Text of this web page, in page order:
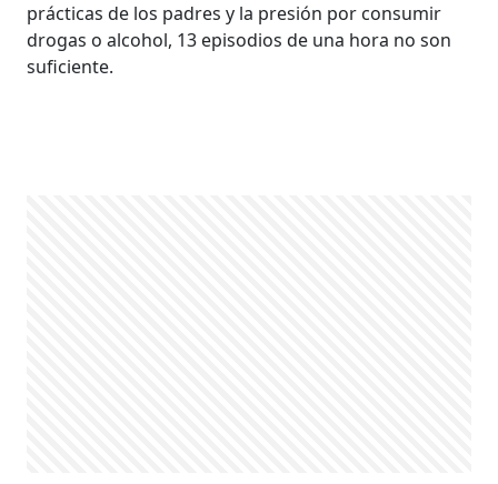
prácticas de los padres y la presión por consumir
drogas o alcohol, 13 episodios de una hora no son
suficiente.